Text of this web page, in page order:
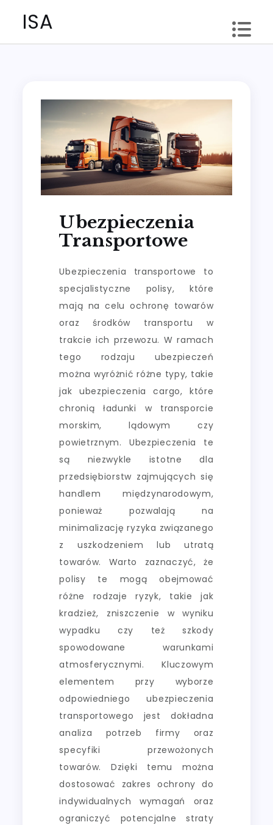
ISA
Ubezpieczenia
Transportowe
Ubezpieczenia transportowe to
specjalistyczne polisy, które
mają na celu ochronę towarów
oraz środków transportu w
trakcie ich przewozu. W ramach
tego rodzaju ubezpieczeń
można wyróżnić różne typy, takie
jak ubezpieczenia cargo, które
chronią ładunki w transporcie
morskim, lądowym czy
powietrznym. Ubezpieczenia te
są niezwykle istotne dla
przedsiębiorstw zajmujących się
handlem międzynarodowym,
ponieważ pozwalają na
minimalizację ryzyka związanego
z uszkodzeniem lub utratą
towarów. Warto zaznaczyć, że
polisy te mogą obejmować
różne rodzaje ryzyk, takie jak
kradzież, zniszczenie w wyniku
wypadku czy też szkody
spowodowane warunkami
atmosferycznymi. Kluczowym
elementem przy wyborze
odpowiedniego ubezpieczenia
transportowego jest dokładna
analiza potrzeb firmy oraz
specyfiki przewożonych
towarów. Dzięki temu można
dostosować zakres ochrony do
indywidualnych wymagań oraz
ograniczyć potencjalne straty